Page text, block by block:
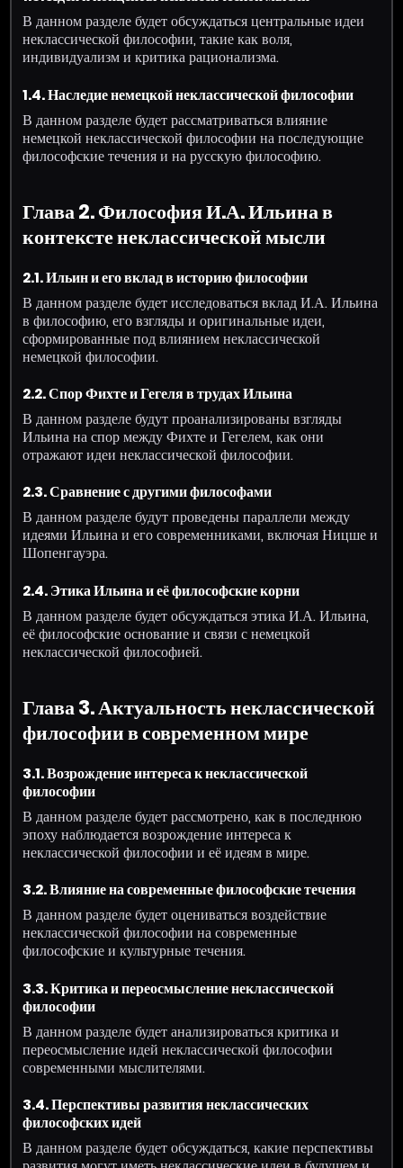
В данном разделе будет обсуждаться центральные идеи
неклассической философии, такие как воля,
индивидуализм и критика рационализма.
1.4. Наследие немецкой неклассической философии
В данном разделе будет рассматриваться влияние
немецкой неклассической философии на последующие
философские течения и на русскую философию.
Глава 2. Философия И.А. Ильина в
контексте неклассической мысли
2.1. Ильин и его вклад в историю философии
В данном разделе будет исследоваться вклад И.А. Ильина
в философию, его взгляды и оригинальные идеи,
сформированные под влиянием неклассической
немецкой философии.
2.2. Спор Фихте и Гегеля в трудах Ильина
В данном разделе будут проанализированы взгляды
Ильина на спор между Фихте и Гегелем, как они
отражают идеи неклассической философии.
2.3. Сравнение с другими философами
В данном разделе будут проведены параллели между
идеями Ильина и его современниками, включая Ницше и
Шопенгауэра.
2.4. Этика Ильина и её философские корни
В данном разделе будет обсуждаться этика И.А. Ильина,
её философские основание и связи с немецкой
неклассической философией.
Глава 3. Актуальность неклассической
философии в современном мире
3.1. Возрождение интереса к неклассической
философии
В данном разделе будет рассмотрено, как в последнюю
эпоху наблюдается возрождение интереса к
неклассической философии и её идеям в мире.
3.2. Влияние на современные философские течения
В данном разделе будет оцениваться воздействие
неклассической философии на современные
философские и культурные течения.
3.3. Критика и переосмысление неклассической
философии
В данном разделе будет анализироваться критика и
переосмысление идей неклассической философии
современными мыслителями.
3.4. Перспективы развития неклассических
философских идей
В данном разделе будет обсуждаться, какие перспективы